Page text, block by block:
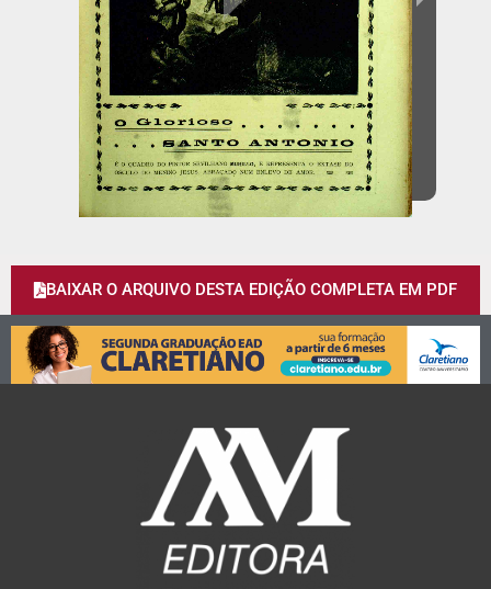
BAIXAR O ARQUIVO DESTA EDIÇÃO COMPLETA EM PDF